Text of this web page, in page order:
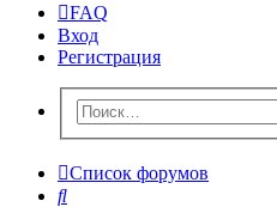
FAQ
Вход
Регистрация
Список форумов
Поиск